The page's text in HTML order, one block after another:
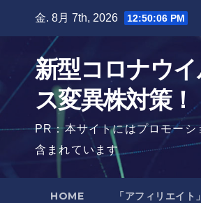
金. 8月 7th, 2026 12:50:07 PM
新型コロナウ
ス変異株対策！
PR：本サイトにはプロモーシ
含まれています
HOME 「アフィリエイト